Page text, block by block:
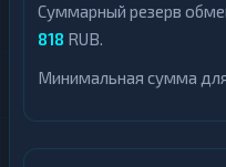
Суммарный резерв
818 RUB.
Минимальная сумма